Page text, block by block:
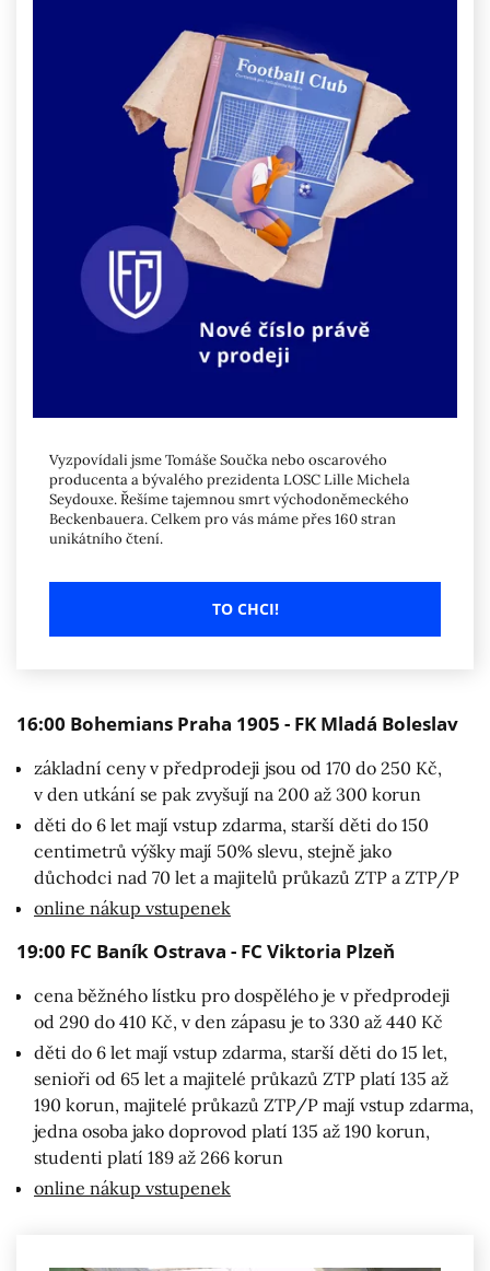
Vyzpovídali jsme Tomáše Součka nebo oscarového
producenta a bývalého prezidenta LOSC Lille Michela
Seydouxe. Řešíme tajemnou smrt východoněmeckého
Beckenbauera. Celkem pro vás máme přes 160 stran
unikátního čtení.
TO CHCI!
16:00 Bohemians Praha 1905 - FK Mladá Boleslav
základní ceny v předprodeji jsou od 170 do 250 Kč,
v den utkání se pak zvyšují na 200 až 300 korun
děti do 6 let mají vstup zdarma, starší děti do 150
centimetrů výšky mají 50% slevu, stejně jako
důchodci nad 70 let a majitelů průkazů ZTP a ZTP/P
online nákup vstupenek
19:00 FC Baník Ostrava - FC Viktoria Plzeň
cena běžného lístku pro dospělého je v předprodeji
od 290 do 410 Kč, v den zápasu je to 330 až 440 Kč
děti do 6 let mají vstup zdarma, starší děti do 15 let,
senioři od 65 let a majitelé průkazů ZTP platí 135 až
190 korun, majitelé průkazů ZTP/P mají vstup zdarma,
jedna osoba jako doprovod platí 135 až 190 korun,
studenti platí 189 až 266 korun
online nákup vstupenek